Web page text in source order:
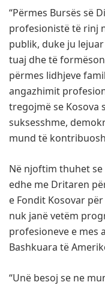
“Përmes Bursës së
profesionistë të rinj
publik, duke ju
tuaj dhe të
përmes lidhjeve
angazhimit
tregojmë se Kosova
suksesshme,
mund të
Në njoftim thuhet
edhe me Dritaren
e Fondit Kosovar
nuk janë vetëm
profesioneve e mes
Bashkuara të
“Unë besoj se ne